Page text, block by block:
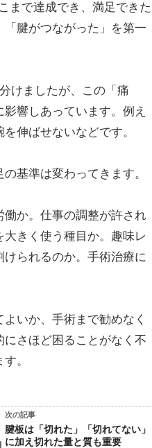
まで達成でき、満足できた
腱がつながった」を第一
けましたが、この「痛
響しあっています。例え
伸ばせないなどです。
基準は変わってきます。
か。仕事の調整が許され
大きく使う種目か。趣味レ
られるのか。手術治療に
いか、手術まで勧めなく
さほど困ることがなく不
。
次の記事
腱板は「切れた」「切れてない」
に加え切れた量と質も重要